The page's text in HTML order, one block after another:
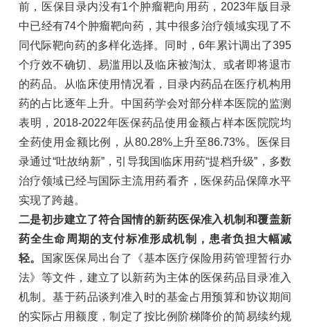
前，医保目录内没有1个肿瘤靶向用药，2023年版目录
中已经有74个肿瘤靶向药，其中很多治疗领域实现了不
同代际靶向药的多样化选择。同时，6年累计调出了395
个疗效不确切、易滥用以及临床被淘汰、或者即将退市
的药品。从临床使用情况看，目录内药品在医疗机构用
药的占比逐年上升。中国药学会对部分样本医院的监测
表明，2018-2022年医保药品使用金额占样本医院院均
全药使用金额比例，从80.28%上升至86.73%。医保目
录通过“吐故纳新”，引导我国临床用药“提档升级”，多数
治疗领域已经与国际主流用药看齐，医保药品保障水平
实现了跨越。
二是初步建立了符合国情的新药医保准入机制和覆盖新
药全生命周期的支付标准形成机制，患者负担大幅减
轻。
国家医保局出台了《基本医疗保险用药管理暂行办
法》等文件，建立了以新药为主体的医保药品目录准入
机制。基于药品谈判准入时的基金占用预算和协议期间
的实际占用额度，制定了按比例阶梯降价的简易续约规